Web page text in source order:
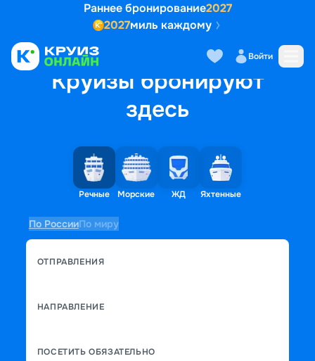
Раннее бронирование2027
2027миль каждому
Войти
Круизы бронируют
здесь
Речные Морские ЖД Яхтенные
По РоссииПо миру
ОТПРАВЛЕНИЯ
НАПРАВЛЕНИЕ
ПОСЕТИТЬ ОБЯЗАТЕЛЬНО